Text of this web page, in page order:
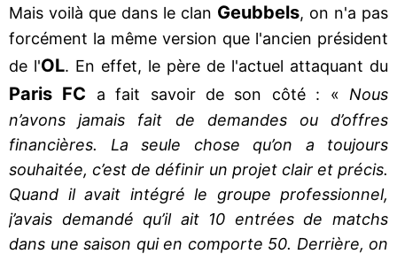
Mais voilà que dans le clan Geubbels, on n'a pas
forcément la même version que l'ancien président
de l'OL. En effet, le père de l'actuel attaquant du
Paris FC a fait savoir de son côté : « Nous
n’avons jamais fait de demandes ou d’offres
financières. La seule chose qu’on a toujours
souhaitée, c’est de définir un projet clair et précis.
Quand il avait intégré le groupe professionnel,
j’avais demandé qu’il ait 10 entrées de matchs
dans une saison qui en comporte 50. Derrière, on